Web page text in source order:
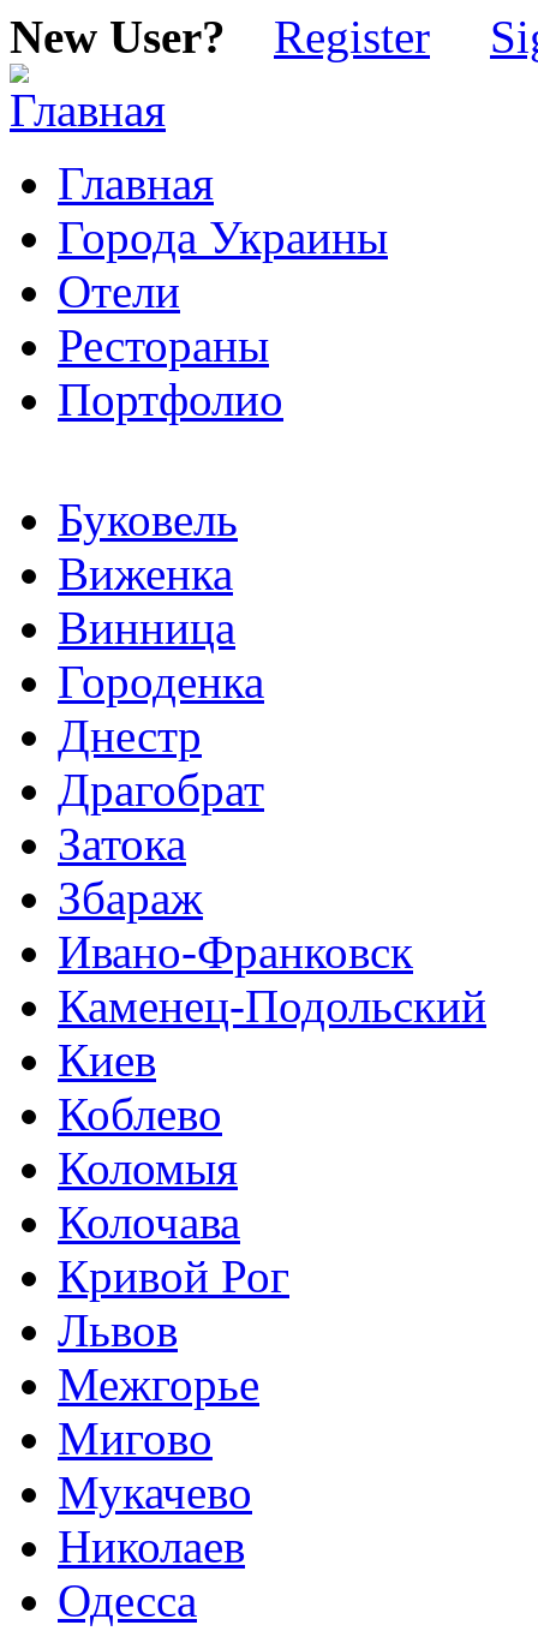
New User? Register
Главная
Города Украины
Отели
Рестораны
Портфолио
Буковель
Виженка
Винница
Городенка
Днестр
Драгобрат
Затока
Збараж
Ивано-Франковск
Каменец-Подольский
Киев
Коблево
Коломыя
Колочава
Кривой Рог
Львов
Межгорье
Мигово
Мукачево
Николаев
Одесса